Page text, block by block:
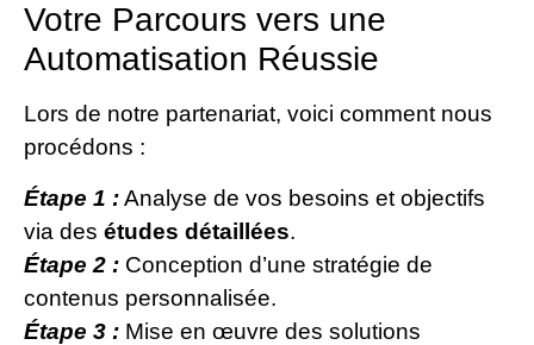
Votre Parcours vers une
Automatisation Réussie
Lors de notre partenariat, voici comment nous
procédons :
Étape 1 :Analyse de vos besoins et objectifs
via des études détaillées.
Étape 2 : Conception d’une stratégie de
contenus personnalisée.
Étape 3 : Mise en œuvre des solutions